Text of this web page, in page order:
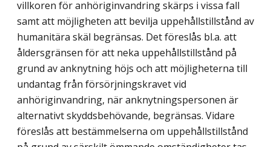
villkoren för anhöriginvandring skärps i vissa fall
samt att möjligheten att bevilja uppehållstillstånd av
humanitära skäl begränsas. Det föreslås bl.a. att
åldersgränsen för att neka uppehållstillstånd på
grund av anknytning höjs och att möjligheterna till
undantag från försörjningskravet vid
anhöriginvandring, när anknytningspersonen är
alternativt skyddsbehövande, begränsas. Vidare
föreslås att bestämmelserna om uppehållstillstånd